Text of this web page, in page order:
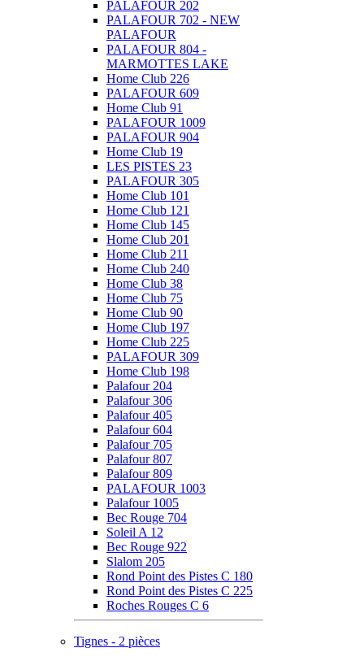
PALAFOUR 202
PALAFOUR 702 - NEW
PALAFOUR
PALAFOUR 804 -
MARMOTTES LAKE
Home Club 226
PALAFOUR 609
Home Club 91
PALAFOUR 1009
PALAFOUR 904
Home Club 19
LES PISTES 23
PALAFOUR 305
Home Club 101
Home Club 121
Home Club 145
Home Club 201
Home Club 211
Home Club 240
Home Club 38
Home Club 75
Home Club 90
Home Club 197
Home Club 225
PALAFOUR 309
Home Club 198
Palafour 204
Palafour 306
Palafour 405
Palafour 604
Palafour 705
Palafour 807
Palafour 809
PALAFOUR 1003
Palafour 1005
Bec Rouge 704
Soleil A 12
Bec Rouge 922
Slalom 205
Rond Point des Pistes C 180
Rond Point des Pistes C 225
Roches Rouges C 6
Tignes - 2 pièces